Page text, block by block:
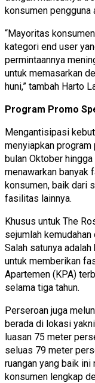
konsumen pengguna
“Mayoritas
kategori end user
permintaannya
untuk memasarkan
huni,” tambah Harto
Program Promo
Mengantisipasi
menyiapkan
bulan Oktober
menawarkan banyak
konsumen, baik dari
fasilitas lainnya.
Khusus untuk The
sejumlah
Salah satunya
untuk memberikan
Apartemen (KPA)
selama tiga tahun.
Perseroan juga
berada di lokasi
luasan 75 meter
seluas 79 meter
ruangan yang baik
konsumen lengkap